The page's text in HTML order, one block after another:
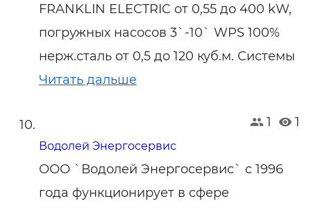
FRANKLIN ELECTRIC от 0,55 до 400 kW,
погружных насосов 3`-10` WPS 100%
нерж.сталь от 0,5 до 120 куб.м. Системы
Читать дальше
1 1
Водолей Энергосервис
ООО `Водолей Энергосервис` с 1996
года функционирует в сфере